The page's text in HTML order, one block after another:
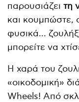
παρουσιάζειτη
και κουμπώστε,
φυσικά…
μπορείτε να
Η χαρά του
«οικοδομική»
Wheels! Από